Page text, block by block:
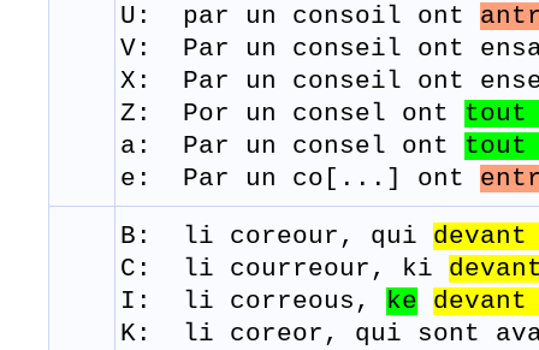
U: par un consoil ont
V: Par un conseil ont
​X: Par un conseil ont
Z: Por un consel ont
a: Par un consel ont
e: Par un co[...] ont
B: li coreour, qui
C: li courreour, ki
I: li correous, ke devant
K: li coreor, qui sont